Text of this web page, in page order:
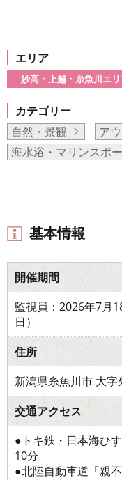
エリア
妙高・上越・糸魚川エ
カテゴリー
自然・景観
ア
海水浴・マリンスポ
基本情報
開催期間
監視員：2026年7月
日）
住所
新潟県糸魚川市 大字
交通アクセス
●トキ鉄・日本海ひ
10分
●北陸自動車道「親